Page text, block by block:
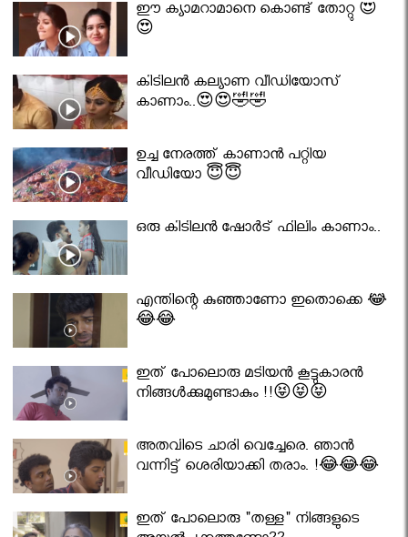
ഈ ക്യാമറാമാനെ കൊണ്ട് തോറ്റു 😍
😍
കിടിലൻ കല്യാണ വീഡിയോസ്
കാണാം..😍😍🤣🤣
ഉച്ച നേരത്ത് കാണാൻ പറ്റിയ
വീഡിയോ 😇😇
ഒരു കിടിലൻ ഷോർട് ഫിലിം കാണാം..
എന്തിന്റെ കുഞ്ഞാണോ ഇതൊക്കെ 😂
😂😂
ഇത് പോലൊരു മടിയൻ കൂട്ടുകാരൻ
നിങ്ങൾക്കുമുണ്ടാകും !!😝😝😝
അതവിടെ ചാരി വെച്ചേരെ. ഞാൻ
വന്നിട്ട് ശെരിയാക്കി തരാം. !😂😂😂
ഇത് പോലൊരു "തള്ള" നിങ്ങളുടെ